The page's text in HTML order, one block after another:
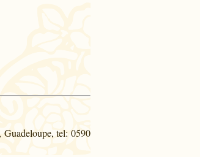
tel: 0590